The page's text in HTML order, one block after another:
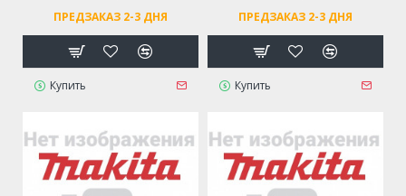
ПРЕДЗАКАЗ 2-3 ДНЯ
Купить
ПРЕДЗАКАЗ 2-3 ДНЯ
Купить